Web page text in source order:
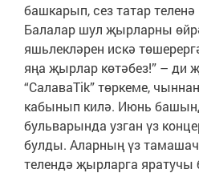
башкарып, сез татар
Балалар шул җырларны
яшьлекләрен искә
яңа җырлар көтәбез!” – ди
“СалаваTik” төркеме,
кабынып килә. Июнь
бульварында узган үз
булды. Аларның үз
телендә җырларга яратучы